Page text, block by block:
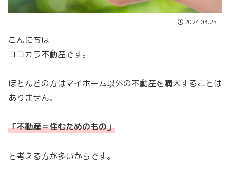
2024.03.25
こんにちは
ココカラ不動産です。
ほとんどの方はマイホーム以外の不動産を購入することは
ありません。
「不動産＝住むためのもの」
と考える方が多いからです。